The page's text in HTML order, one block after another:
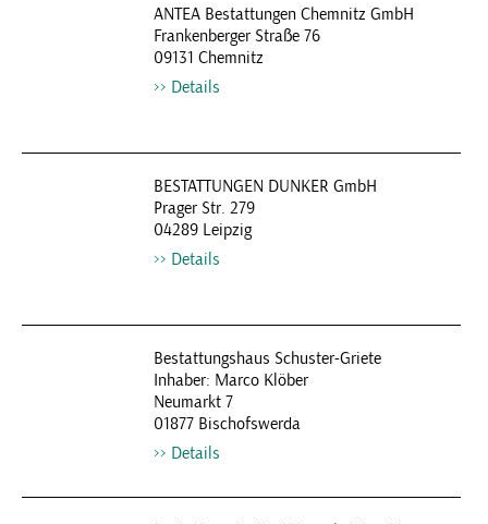
ANTEA Bestattungen Chemnitz GmbH
Frankenberger Straße 76
09131 Chemnitz
Details
BESTATTUNGEN DUNKER GmbH
Prager Str. 279
04289 Leipzig
Details
Bestattungshaus Schuster-Griete
Inhaber: Marco Klöber
Neumarkt 7
01877 Bischofswerda
Details